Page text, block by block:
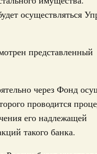
осуществляться
представленный
через Фонд
проводится
его надлежащей
такого банка.
порядка
действий по
Для
сервисом
Архив